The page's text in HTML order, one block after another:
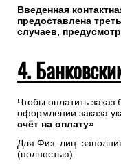
Введенная
предоставлена
случаев,
4.
Чтобы оплатить
оформлении заказа
счёт на оплату»
Для Физ. лиц:
(полностью).